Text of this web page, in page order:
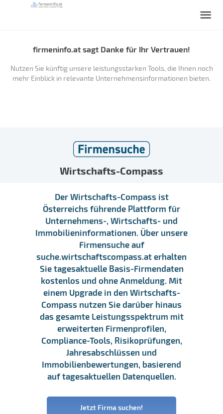
firmeninfo.at sagt Danke für Ihr Vertrauen!
Nutzen Sie künftig unsere leistungsstarken Tools, die Ihnen noch
mehr Einblick in relevante Unternehmensinformationen bieten.
Wirtschafts-Compass
Der Wirtschafts-Compass ist
Österreichs führende Plattform für
Unternehmens-, Wirtschafts- und
Immobilieninformationen. Über unsere
Firmensuche auf
suche.wirtschaftscompass.at erhalten
Sie tagesaktuelle Basis-Firmendaten
kostenlos und ohne Anmeldung. Mit
einem Upgrade in den Wirtschafts-
Compass nutzen Sie darüber hinaus
das gesamte Leistungsspektrum mit
erweiterten Firmenprofilen,
Compliance-Tools, Risikoprüfungen,
Jahresabschlüssen und
Immobilienbewertungen, basierend
auf tagesaktuellen Datenquellen.
Jetzt Firma suchen!